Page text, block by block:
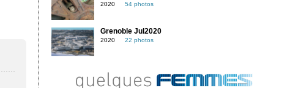
2020 54 photos
Grenoble Jul2020
2020 22 photos